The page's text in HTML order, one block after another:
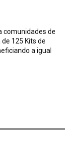
comunidades de
125 Kits de
a igual